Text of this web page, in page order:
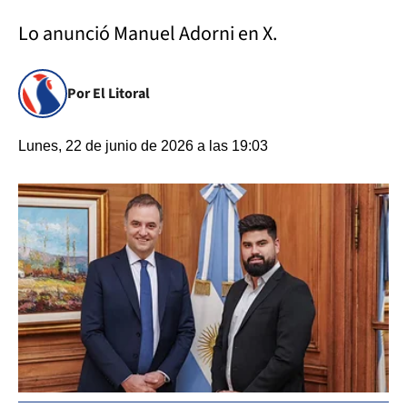
Lo anunció Manuel Adorni en X.
Por El Litoral
Lunes, 22 de junio de 2026 a las 19:03